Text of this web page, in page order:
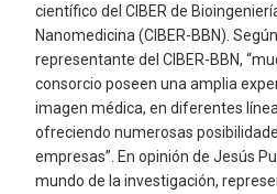
científico del CIBER de
Nanomedicina (CIBER-BBN).
representante del CIBER-BBN,
consorcio poseen una amplia
imagen médica, en diferentes
ofreciendo numerosas
empresas”. En opinión de Jesús
mundo de la investigación,